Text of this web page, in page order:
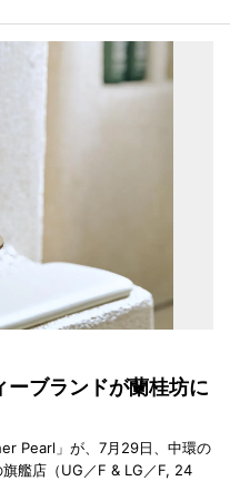
ブランドが蘭桂坊に
Pearl」が、7月29日、中環の
艦店（UG／F & LG／F, 24